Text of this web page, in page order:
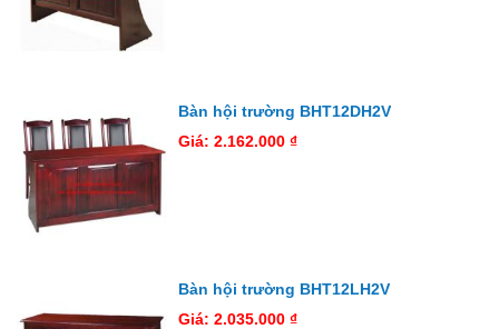
Bàn hội trường BHT12DH2V
Giá: 2.162.000 ₫
Bàn hội trường BHT12LH2V
Giá: 2.035.000 ₫